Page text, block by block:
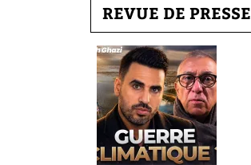
REVUE DE PRESSE